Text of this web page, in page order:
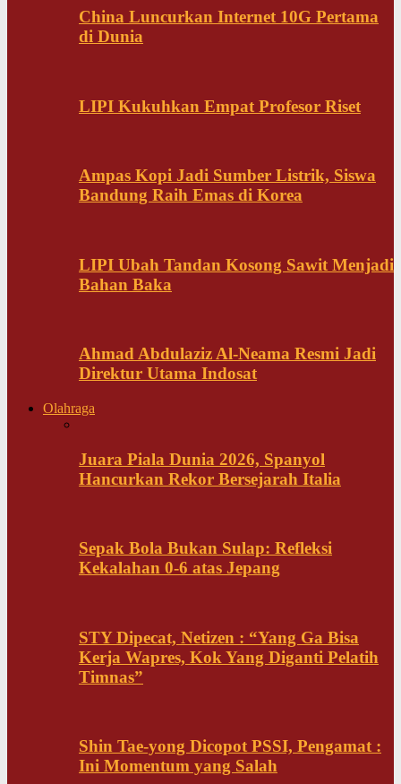
China Luncurkan Internet 10G Pertama
di Dunia
LIPI Kukuhkan Empat Profesor Riset
Ampas Kopi Jadi Sumber Listrik, Siswa
Bandung Raih Emas di Korea
LIPI Ubah Tandan Kosong Sawit Menjadi
Bahan Baka
Ahmad Abdulaziz Al-Neama Resmi Jadi
Direktur Utama Indosat
Olahraga
Juara Piala Dunia 2026, Spanyol
Hancurkan Rekor Bersejarah Italia
Sepak Bola Bukan Sulap: Refleksi
Kekalahan 0-6 atas Jepang
STY Dipecat, Netizen : “Yang Ga Bisa
Kerja Wapres, Kok Yang Diganti Pelatih
Timnas”
Shin Tae-yong Dicopot PSSI, Pengamat :
Ini Momentum yang Salah